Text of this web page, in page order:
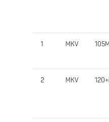
1 MKV 105M
2 MKV